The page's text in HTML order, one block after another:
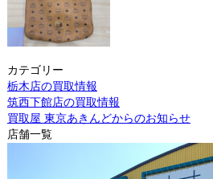
カテゴリー
栃木店の買取情報
筑西下館店の買取情報
買取屋 東京あきんどからのお知らせ
店舗一覧